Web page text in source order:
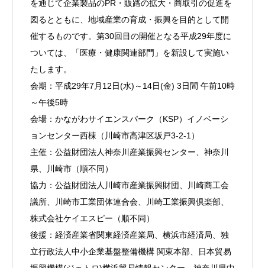
を通じて企業製品のPR・販路の拡大・商取引の促進を
図るとともに、地域産業の育成・振興を目的として開
催するものです。第30回目の開催となる平成29年度に
ついては、「医療・健康関連部門」を新設して実施い
たします。
会期：平成29年7月12日(水)～14日(金) 3日間 午前10時
～午後5時
会場：かながわサイエンスパーク（KSP）イノベーシ
ョンセンター西棟（川崎市高津区坂戸3-2-1）
主催：公益財団法人神奈川産業振興センター、神奈川
県、川崎市（順不同）
協力：公益財団法人川崎市産業振興財団、川崎商工会
議所、川崎市工業団体連合会、川崎工業振興倶楽部、
株式会社ケイエスピー（順不同）
後援：経済産業省関東経済産業局、横浜市経済局、独
立行政法人中小企業基盤整備機構 関東本部、日本貿易